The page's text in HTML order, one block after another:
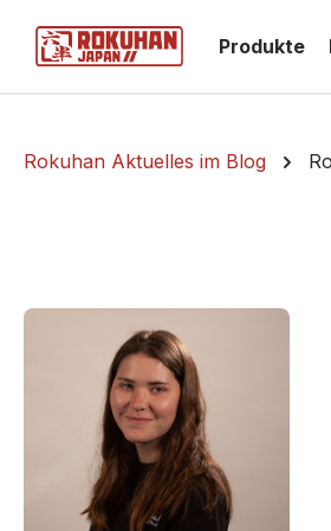
Zur Hauptnavigation
Produkte
Rokuhan Aktuelles im Blog